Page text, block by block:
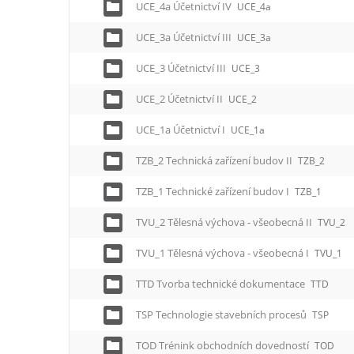
UCE_4a Účetnictví IV UCE_4a
UCE_3a Účetnictví III UCE_3a
UCE_3 Účetnictví III UCE_3
UCE_2 Účetnictví II UCE_2
UCE_1a Účetnictví I UCE_1a
TZB_2 Technická zařízení budov II TZB_2
TZB_1 Technické zařízení budov I TZB_1
TVU_2 Tělesná výchova - všeobecná II TVU_2
TVU_1 Tělesná výchova - všeobecná I TVU_1
TTD Tvorba technické dokumentace TTD
TSP Technologie stavebních procesů TSP
TOD Trénink obchodních dovedností TOD